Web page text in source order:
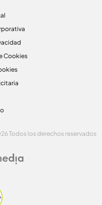
Cookies
Todos los derechos reservados